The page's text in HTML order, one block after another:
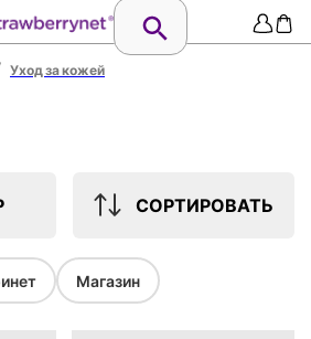
Уход за кожей
СОРТИРОВАТЬ
Магазин